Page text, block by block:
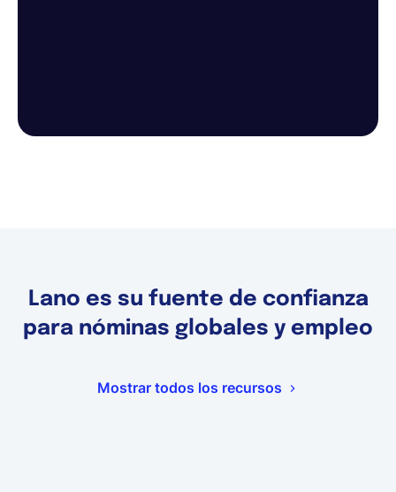
Lano es su fuente de confianza
para nóminas globales y empleo
Mostrar todos los recursos